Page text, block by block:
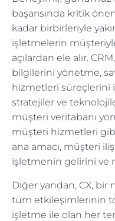
başarısında kritik
kadar birbirleriyle
işletmelerin
açılardan ele alır.
bilgilerini yönetme,
hizmetleri süreçlerini
stratejiler ve
müşteri veritabanı
müşteri hizmetleri gibi
ana amacı, müşteri
işletmenin gelirini ve
Diğer yandan, CX,
tüm etkileşimlerinin
işletme ile olan her